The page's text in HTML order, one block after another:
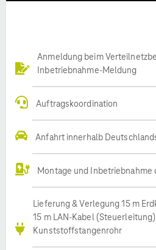
Anmeldung beim
Inbetriebnahme-Meldung
Auftragskoordination
Anfahrt innerhalb
Montage und Inbetriebnahme
Lieferung & Verlegung 15 m
15 m LAN-Kabel
Kunststoffstangenrohr